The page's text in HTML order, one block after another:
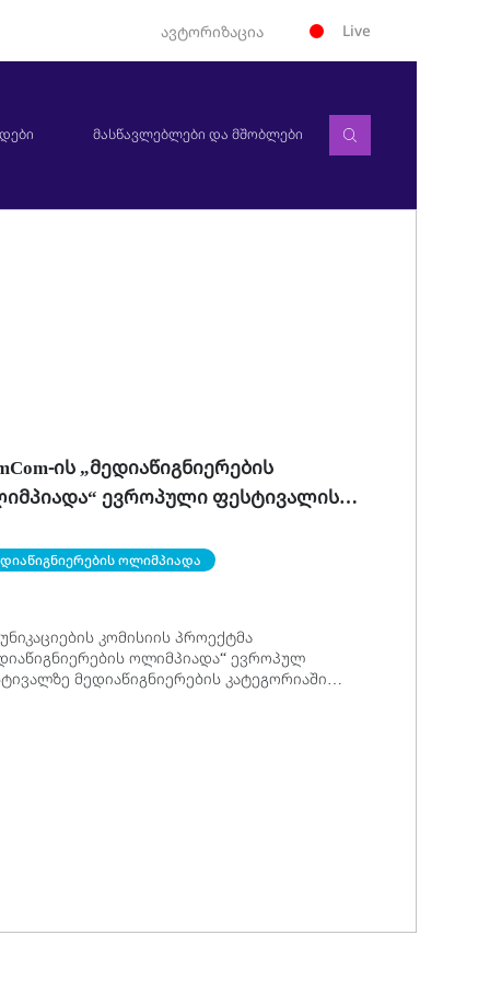
ავტორიზაცია Live
მასწავლებლები და მშობლები
ის „მედიაწიგნიერების
ევროპული ფესტივალის
ოლიმპიადა
კომისიის პროექტმა
ოლიმპიადა“ ევროპულ
მედიაწიგნიერების კატეგორიაში